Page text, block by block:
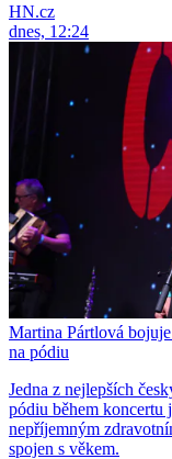
HN.cz
dnes, 12:24
Martina Pártlová
na pódiu
Jedna z nejlepších
pódiu během koncertu
nepříjemným
spojen s věkem.